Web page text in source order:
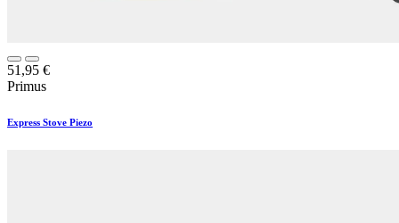
51,95 €
Primus
Express Stove Piezo